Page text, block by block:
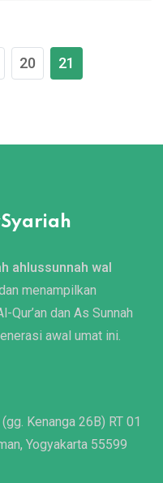
20 21
ahlussunnah wal
menampilkan
dan As Sunnah
awal umat ini.
Kenanga 26B) RT 01
Yogyakarta 55599